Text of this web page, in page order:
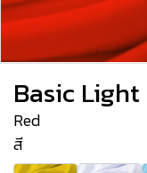
Basic Light
Red
สี